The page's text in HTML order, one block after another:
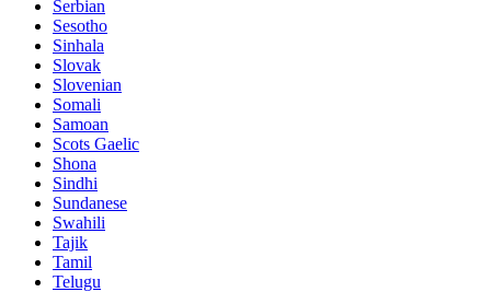
Serbian
Sesotho
Sinhala
Slovak
Slovenian
Somali
Samoan
Scots Gaelic
Shona
Sindhi
Sundanese
Swahili
Tajik
Tamil
Telugu